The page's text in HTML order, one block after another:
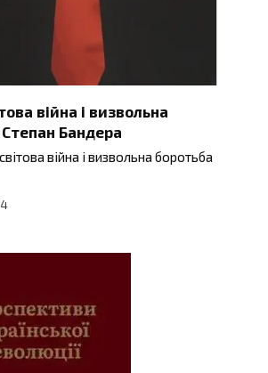
війна і визвольна
Бандера
війна і визвольна боротьба